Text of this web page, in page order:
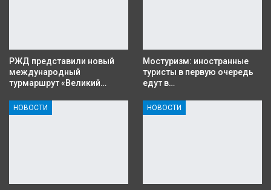
РЖД представили новый
международный
турмаршрут «Великий…
Мостуризм: иностранные
туристы в первую очередь
едут в…
НОВОСТИ НОВОСТИ